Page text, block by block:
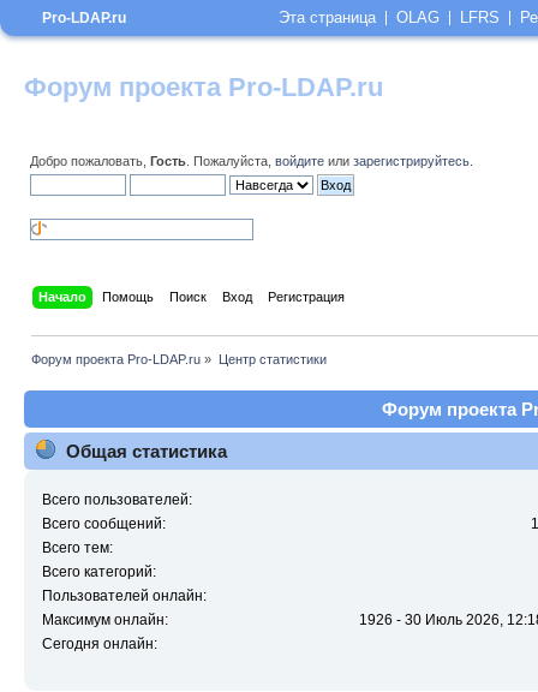
Форум проекта Pro-LDAP.ru
Добро пожаловать, Гость . Пожалуйста, войдите или зарегистрируйтесь
Начало Помощь Поиск Вход Регистрация
Форум проекта Pro-LDAP.ru » Центр статистики
Форум проекта
Общая статистика
Всего пользователей:
Всего сообщений:
Всего тем:
Всего категорий:
Пользователей онлайн:
Максимум онлайн:
1926 - 30 Июль 2026,
Сегодня онлайн:
Pro-LDAP.ru Эта страница OLAG LFRS